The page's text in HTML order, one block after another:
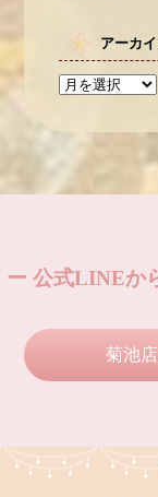
アーカ
ー 公式LINEか
菊池